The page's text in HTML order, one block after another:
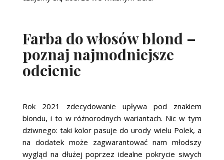
Farba do włosów blond –
poznaj najmodniejsze
odcienie
Rok 2021 zdecydowanie upływa pod znakiem
blondu, i to w różnorodnych wariantach. Nic w tym
dziwnego: taki kolor pasuje do urody wielu Polek, a
na dodatek może zagwarantować nam młodszy
wygląd na dłużej poprzez idealne pokrycie siwych